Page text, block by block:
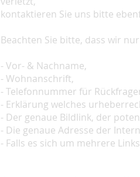
kontaktieren Sie uns bitte
Beachten Sie bitte, dass wir
- Vor- & Nachname,
- Wohnanschrift,
- Telefonnummer für
- Erklärung welches
- Der genaue Bildlink, der
- Die genaue Adresse der
- Falls es sich um mehrere